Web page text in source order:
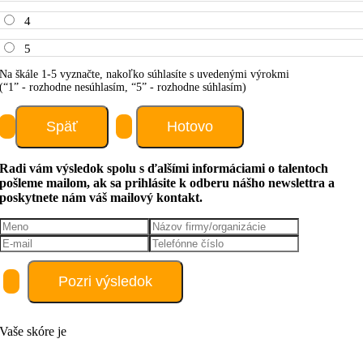
4
5
Na škále 1-5 vyznačte, nakoľko súhlasíte s uvedenými výrokmi
(“1” - rozhodne nesúhlasím, “5” - rozhodne súhlasím)
Radi vám výsledok spolu s ďalšími informáciami o talentoch
pošleme mailom, ak sa prihlásite k odberu nášho newslettra a
poskytnete nám váš mailový kontakt.
Vaše skóre je